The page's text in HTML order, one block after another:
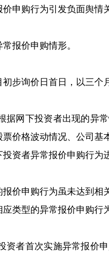
价申购行为引发负面舆情
常报价申购情形。
步询价日首日，以三个
据网下投资者出现的异
票价格波动情况、公司基
资者异常报价申购行为
报价申购行为虽未达到
类型的异常报价申购行
资者首次实施异常报价